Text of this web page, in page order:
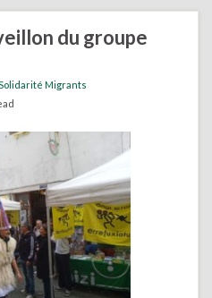
du groupe
Migrants